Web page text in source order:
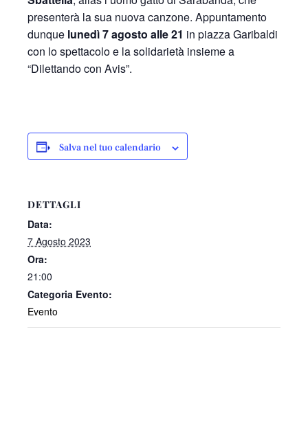
presenterà la sua nuova canzone. Appuntamento
dunque lunedì 7 agosto alle 21 in piazza Garibaldi
con lo spettacolo e la solidarietà insieme a
“Dilettando con Avis”.
Salva nel tuo calendario
DETTAGLI
Data:
7 Agosto 2023
Ora:
21:00
Categoria Evento:
Evento